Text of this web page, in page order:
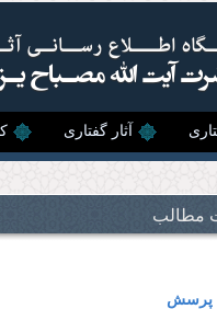
آثار گفتاری
مطالب
پرسش